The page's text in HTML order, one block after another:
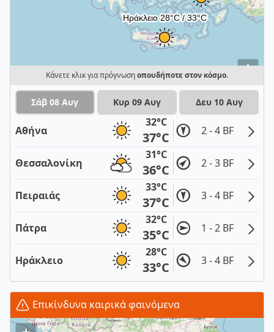
i
Κάνετε κλικ για πρόγνωσηοπουδήποτε στον κόσμο.
Σάβ 08 Αυγ Κυρ 09 Αυγ Δευ 10 Αυγ
Αθήνα
32°C
37°C 2 - 4 BF
Θεσσαλονίκη
31°C
36°C 2 - 3 BF
Πειραιάς
33°C
37°C 3 - 4 BF
Πάτρα
32°C
35°C 1 - 2 BF
Ηράκλειο
28°C
33°C 3 - 4 BF
Επικίνδυνα καιρικά φαινόμενα